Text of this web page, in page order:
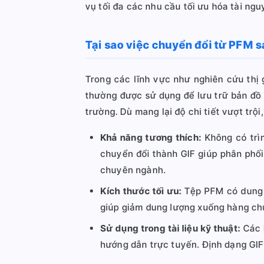
vụ tối đa các nhu cầu tối ưu hóa tài
Tại sao việc chuyển đổi từ PFM
Trong các lĩnh vực như nghiên cứu thị
thường được sử dụng để lưu trữ bản
trường. Dù mang lại độ chi tiết vượt
Khả năng tương thích:Không có
chuyển đổi thành GIF giúp phân
chuyên ngành.
Kích thước tối ưu: Tệp PFM có
giúp giảm dung lượng xuống hàng
Sử dụng trong tài liệu kỹ thuật:Các
hướng dẫn trực tuyến. Định dạng